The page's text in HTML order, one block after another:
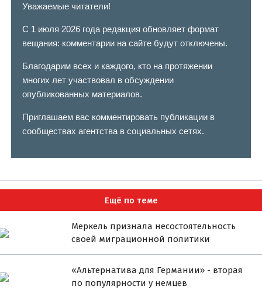
Уважаемые читатели!
С 1 июля 2026 года редакция обновляет формат
вещания: комментарии на сайте будут отключены.
Благодарим всех и каждого, кто на протяжении
многих лет участвовал в обсуждении
опубликованных материалов.
Приглашаем вас комментировать публикации в
сообществах агентства в социальных сетях.
Ещё по теме
Меркель признала несостоятельность
своей миграционной политики
«Альтернатива для Германии» - вторая
по популярности у немцев